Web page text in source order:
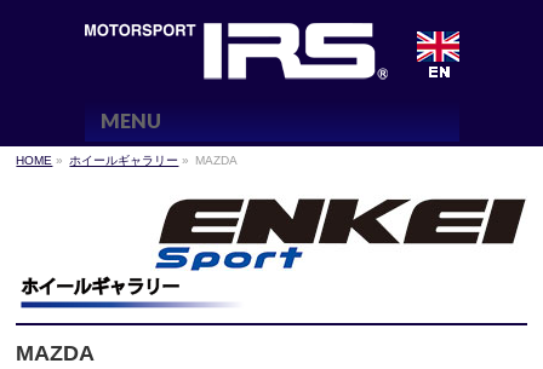
MENU
HOME » ホイールギャラリー » MAZDA
MAZDA